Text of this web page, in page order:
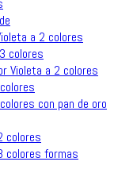
a 2 colores
colores
Violeta a 2 colores
con pan de oro
colores
colores formas